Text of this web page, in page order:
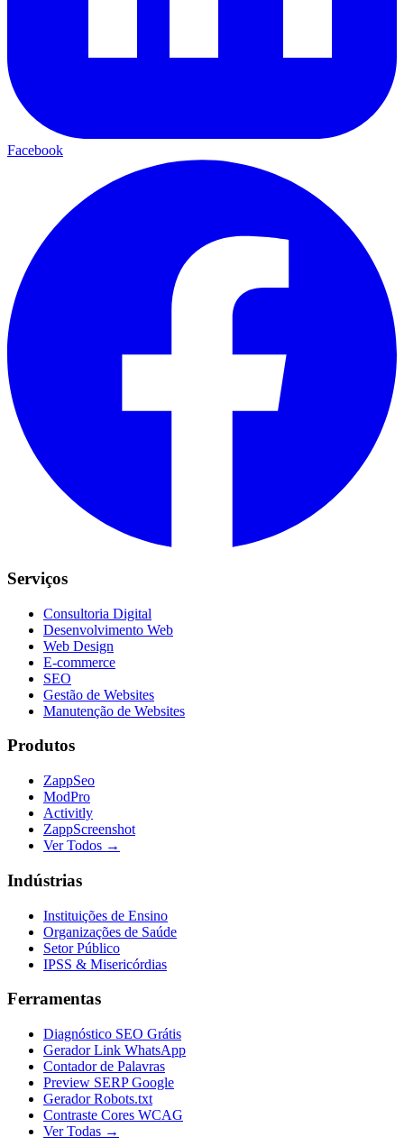
Facebook
Serviços
Consultoria Digital
Desenvolvimento Web
Web Design
E-commerce
SEO
Gestão de Websites
Manutenção de Websites
Produtos
ZappSeo
ModPro
Activitly
ZappScreenshot
Ver Todos →
Indústrias
Instituições de Ensino
Organizações de Saúde
Setor Público
IPSS & Misericórdias
Ferramentas
Diagnóstico SEO Grátis
Gerador Link WhatsApp
Contador de Palavras
Preview SERP Google
Gerador Robots.txt
Contraste Cores WCAG
Ver Todas →